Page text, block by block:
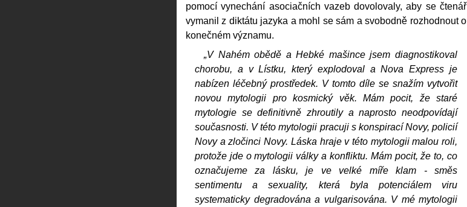
pomocí vynechání asociačních vazeb dovolovaly, aby se čtenář
vymanil z diktátu jazyka a mohl se sám a svobodně rozhodnout o
konečném významu.
„V Nahém obědě aHebké mašincejsem diagnostikoval
chorobu, a vLístku, který explodovalaNova Express je
nabízen léčebný prostředek. V tomto díle se snažím vytvořit
novou mytologii pro kosmický věk. Mám pocit, že staré
mytologie se definitivně zhroutily a naprosto neodpovídají
současnosti. V této mytologii pracuji s konspirací Novy, policií
Novy a zločinci Novy. Láska hraje v této mytologii malou roli,
protože jde o mytologii války a konfliktu. Mám pocit, že to, co
označujeme za lásku, je ve velké míře klam - směs
sentimentu a sexuality, která byla potenciálem viru
systematicky degradována a vulgarisována. V mé mytologii